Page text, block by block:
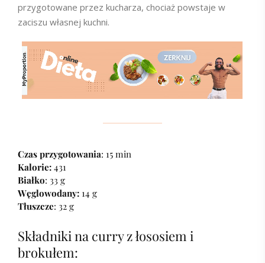
przygotowane przez kucharza, chociaż powstaje w
zaciszu własnej kuchni.
Czas przygotowania: 15 min
Kalorie: 431
Białko: 33 g
Węglowodany: 14 g
Tłuszcze: 32 g
Składniki na curry z łososiem i
brokułem: